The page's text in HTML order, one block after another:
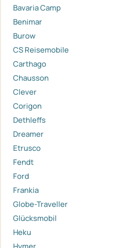
Bavaria Camp
Benimar
Burow
CS Reisemobile
Carthago
Chausson
Clever
Corigon
Dethleffs
Dreamer
Etrusco
Fendt
Ford
Frankia
Globe-Traveller
Glücksmobil
Heku